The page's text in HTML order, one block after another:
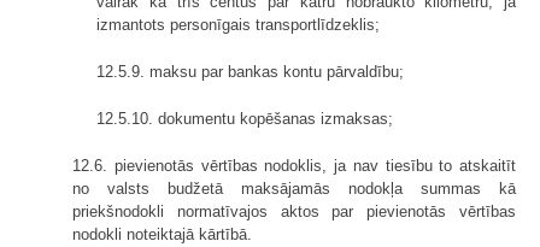
izmantots personīgais transportlīdzeklis;
12.5.9. maksu par bankas kontu pārvaldību;
12.5.10. dokumentu kopēšanas izmaksas;
12.6. pievienotās vērtības nodoklis, ja nav tiesību to atskaitīt
no valsts budžetā maksājamās nodokļa summas kā
priekšnodokli normatīvajos aktos par pievienotās vērtības
nodokli noteiktajā kārtībā.